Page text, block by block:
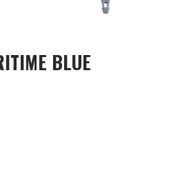
BLUE